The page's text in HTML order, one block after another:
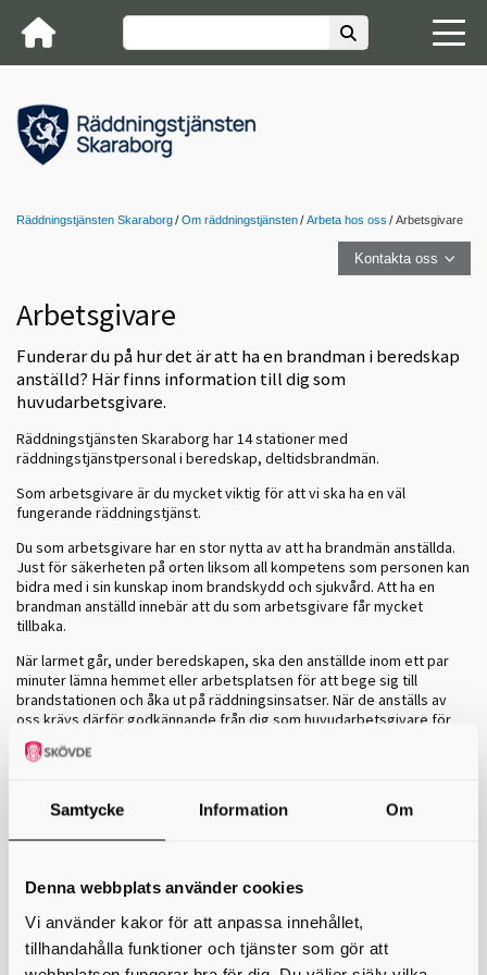
Samtycke Information Om
Denna webbplats använder cookies
Vi använder kakor för att anpassa innehållet,
tillhandahålla funktioner och tjänster som gör att
Räddningstjänsten Skaraborg Om räddningstjänsten Arbeta hos oss Arbetsgivare
Kontakta oss
Arbetsgivare
Funderar du på hur det är att ha en brandman i beredskap
anställd? Här finns information till dig som
huvudarbetsgivare.
Räddningstjänsten Skaraborg har 14 stationer med
räddningstjänstpersonal i beredskap, deltidsbrandmän.
Som arbetsgivare är du mycket viktig för att vi ska ha en väl
fungerande räddningstjänst.
Du som arbetsgivare har en stor nytta av att ha brandmän anställda.
Just för säkerheten på orten liksom all kompetens som personen kan
bidra med i sin kunskap inom brandskydd och sjukvård. Att ha en
brandman anställd innebär att du som arbetsgivare får mycket
tillbaka.
När larmet går, under beredskapen, ska den anställde inom ett par
minuter lämna hemmet eller arbetsplatsen för att bege sig till
brandstationen och åka ut på räddningsinsatser. När de anställs av
oss krävs därför godkännande från dig som huvudarbetsgivare för
att vi ska veta att våra brandmän snabbt kan vara på plats om larmet
går.
Utbildning
från din huvudarbetsgivare.
Här är utbildningar som brandmännen kommer att genomföra:
GRIB, kurs 1, 10 dagar + lokala anpassningar för din station.